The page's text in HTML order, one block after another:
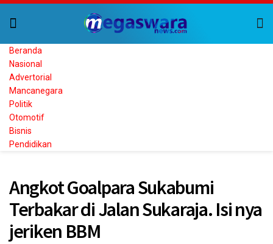
Beranda
Nasional
Advertorial
Mancanegara
Politik
Otomotif
Bisnis
Pendidikan
Angkot Goalpara Sukabumi
Terbakar di Jalan Sukaraja. Isi nya
jeriken BBM